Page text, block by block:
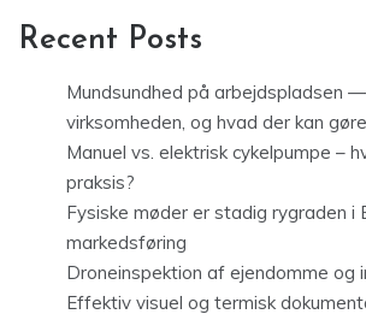
Recent Posts
Mundsundhed på arbejdspladsen
virksomheden, og hvad der kan
Manuel vs. elektrisk cykelpumpe –
praksis?
Fysiske møder er stadig rygraden i
markedsføring
Droneinspektion af ejendomme og
Effektiv visuel og termisk